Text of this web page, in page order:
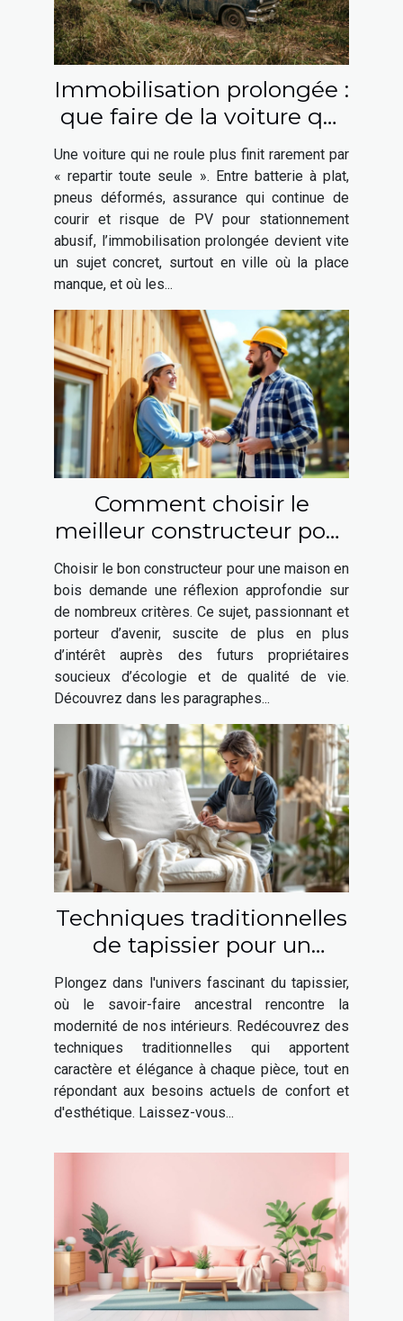
Immobilisation prolongée :
que faire de la voiture qui
ne roule plus ?
Une voiture qui ne roule plus finit rarement par
« repartir toute seule ». Entre batterie à plat,
pneus déformés, assurance qui continue de
courir et risque de PV pour stationnement
abusif, l’immobilisation prolongée devient vite
un sujet concret, surtout en ville où la place
manque, et où les...
Comment choisir le
meilleur constructeur pour
votre maison en bois ?
Choisir le bon constructeur pour une maison en
bois demande une réflexion approfondie sur
de nombreux critères. Ce sujet, passionnant et
porteur d’avenir, suscite de plus en plus
d’intérêt auprès des futurs propriétaires
soucieux d’écologie et de qualité de vie.
Découvrez dans les paragraphes...
Techniques traditionnelles
de tapissier pour un
intérieur moderne
Plongez dans l'univers fascinant du tapissier,
où le savoir-faire ancestral rencontre la
modernité de nos intérieurs. Redécouvrez des
techniques traditionnelles qui apportent
caractère et élégance à chaque pièce, tout en
répondant aux besoins actuels de confort et
d'esthétique. Laissez-vous...